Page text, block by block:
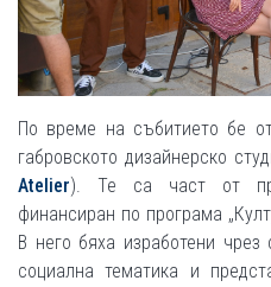
По време на събитието бе
габровското дизайнерско
Atelier). Те са част от
финансиран по програма
В него бяха изработени
социална тематика и